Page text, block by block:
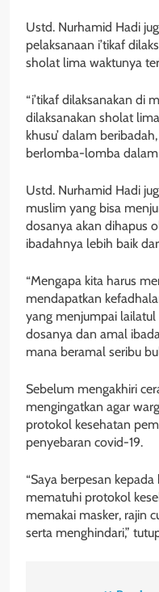
Ustd. Nurhamid Hadi
pelaksanaan i’tikaf
sholat lima waktunya
“i’tikaf dilaksanakan di
dilaksanakan sholat
khusu’ dalam
berlomba-lomba dalam
Ustd. Nurhamid Hadi
muslim yang bisa
dosanya akan dihapus
ibadahnya lebih baik
“Mengapa kita harus
mendapatkan
yang menjumpai
dosanya dan amal
mana beramal seribu
Sebelum mengakhiri
mengingatkan agar
protokol kesehatan
penyebaran covid-19.
“Saya berpesan
mematuhi protokol
memakai masker, rajin
serta menghindari,”